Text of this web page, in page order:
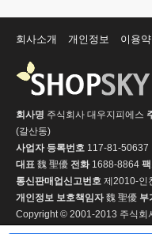
회사소개 개인정보 이용
회사명 주식회사 대우지피에스
(갈산동)
사업자 등록번호 117-81-50637
대표 魏 聖優 전화1688-8864
통신판매업신고번호 제2010-인
개인정보 보호책임자魏 聖優 부
Copyright © 2001-2013 주식회